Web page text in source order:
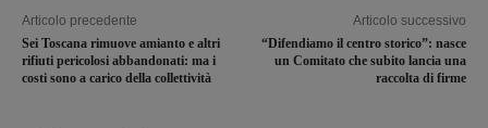
Articolo precedente
Sei Toscana rimuove amianto e altri
rifiuti pericolosi abbandonati: ma i
costi sono a carico della collettività
Articolo successivo
“Difendiamo il centro storico”: nasce
un Comitato che subito lancia una
raccolta di firme